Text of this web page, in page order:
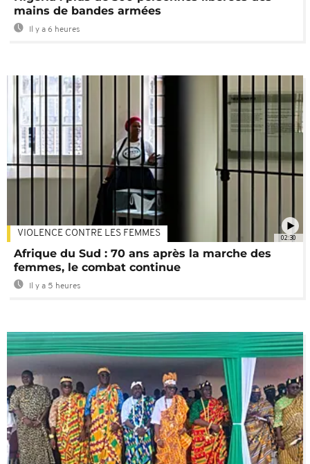
mains de bandes armées
Il y a 6 heures
02:30
VIOLENCE CONTRE LES FEMMES
Afrique du Sud : 70 ans après la marche des
femmes, le combat continue
Il y a 5 heures